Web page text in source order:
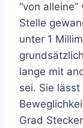
“von
Stelle
unter 1
lange mit
sei. Sie
Grad